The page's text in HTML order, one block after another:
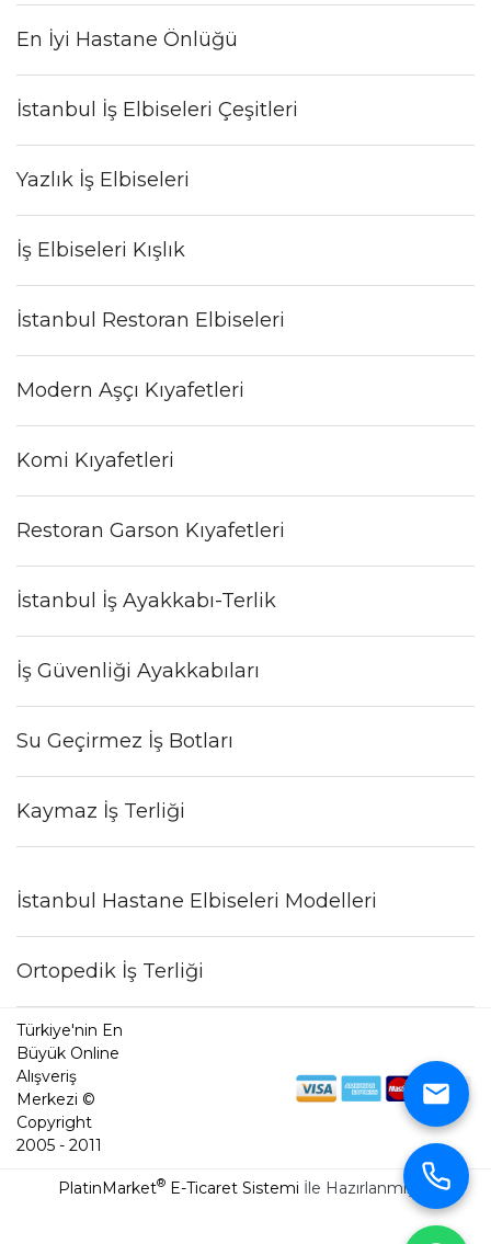
En İyi Hastane Önlüğü
İstanbul İş Elbiseleri Çeşitleri
Yazlık İş Elbiseleri
İş Elbiseleri Kışlık
İstanbul Restoran Elbiseleri
Modern Aşçı Kıyafetleri
Komi Kıyafetleri
Restoran Garson Kıyafetleri
İstanbul İş Ayakkabı-Terlik
İş Güvenliği Ayakkabıları
Su Geçirmez İş Botları
Kaymaz İş Terliği
İstanbul Hastane Elbiseleri Modelleri
Ortopedik İş Terliği
Türkiye'nin En
Büyük Online
Alışveriş
Merkezi ©
Copyright
2005 - 2011
PlatinMarket® E-Ticaret Sistemi İle Hazırlanmıştır.